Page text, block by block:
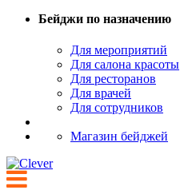
Бейджи по назначению
Для мероприятий
Для салона красоты
Для ресторанов
Для врачей
Для сотрудников
Магазин бейджей